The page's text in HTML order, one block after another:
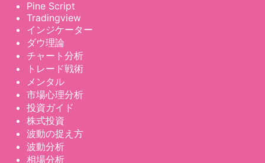
Pine Script
Tradingview
インジケーター
ダウ理論
チャート分析
トレード戦術
メンタル
市場心理分析
投資ガイド
株式投資
波動の捉え方
波動分析
相場分析